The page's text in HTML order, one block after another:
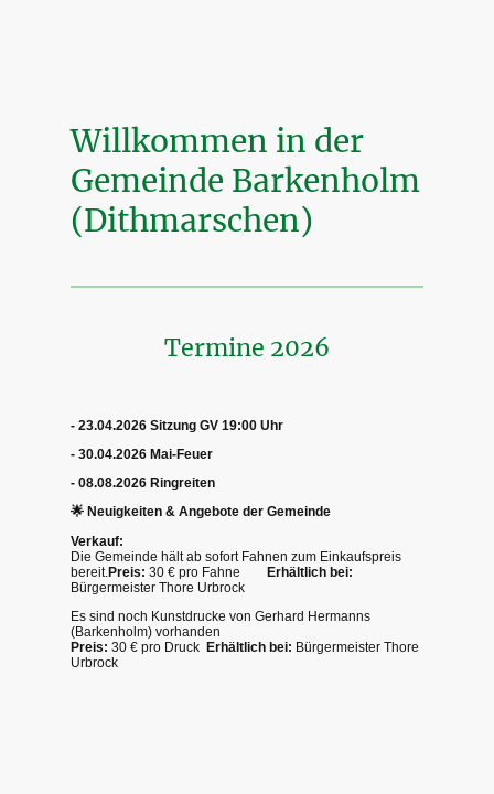
Willkommen in der
Gemeinde Barkenholm
(Dithmarschen)
Termine 2026
- 23.04.2026 Sitzung GV 19:00 Uhr
- 30.04.2026 Mai-Feuer
- 08.08.2026 Ringreiten
🌟 Neuigkeiten & Angebote der Gemeinde
Verkauf:
Die Gemeinde hält ab sofort Fahnen zum Einkaufspreis
bereit.Preis: 30 € pro Fahne Erhältlich bei:
Bürgermeister Thore Urbrock
Es sind noch Kunstdrucke von Gerhard Hermanns
(Barkenholm) vorhanden
Preis: 30 € pro Druck Erhältlich bei: Bürgermeister Thore
Urbrock